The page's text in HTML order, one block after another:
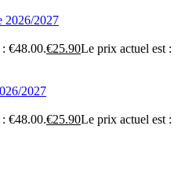
2026/2027
€48.00.€25.90Le prix actuel est :
2027
€48.00.€25.90Le prix actuel est :